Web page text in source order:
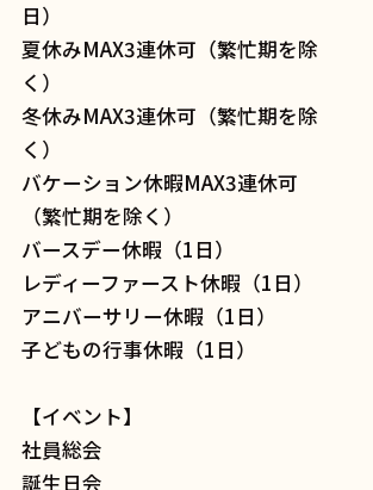
日）
夏休みMAX3連休可（繁忙期を除
く）
冬休みMAX3連休可（繁忙期を除
く）
バケーション休暇MAX3連休可
（繁忙期を除く）
バースデー休暇（1日）
レディーファースト休暇（1日）
アニバーサリー休暇（1日）
子どもの行事休暇（1日）
【イベント】
社員総会
誕生日会